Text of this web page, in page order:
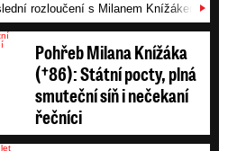
rozloučení s Milanem Knížákem
Pohřeb Milana Knížáka
(†86): Státní pocty, plná
smuteční síň i nečekaní
řečníci